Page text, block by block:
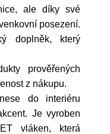
ale díky své
posezení.
doplněk, který
prověřených
z nákupu.
do interiéru
Je vyroben
vláken, která